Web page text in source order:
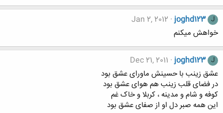
J
joghd123
Jan 2, 2012
خواهش میکنم
J
joghd123
Dec 21, 2011
عشق زینب با حسینش ماورای عشق بود
در فضای قلب زینب هم هوای عشق بود
کوفه و شام و مدینه ، کربلا و خاک غم
این همه صبر دل او از صفای عشق بود